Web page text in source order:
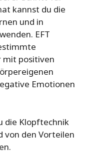
kannst du die
und in
EFT
mit positiven
Emotionen
die Klopftechnik
von den Vorteilen